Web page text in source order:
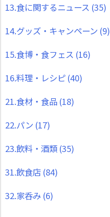
13.食に関するニュース (35)
14.グッズ・キャンペーン (9)
15.食博・食フェス (16)
16.料理・レシピ (40)
21.食材・食品 (18)
22.パン (17)
23.飲料・酒類 (35)
31.飲食店 (84)
32.家呑み (6)